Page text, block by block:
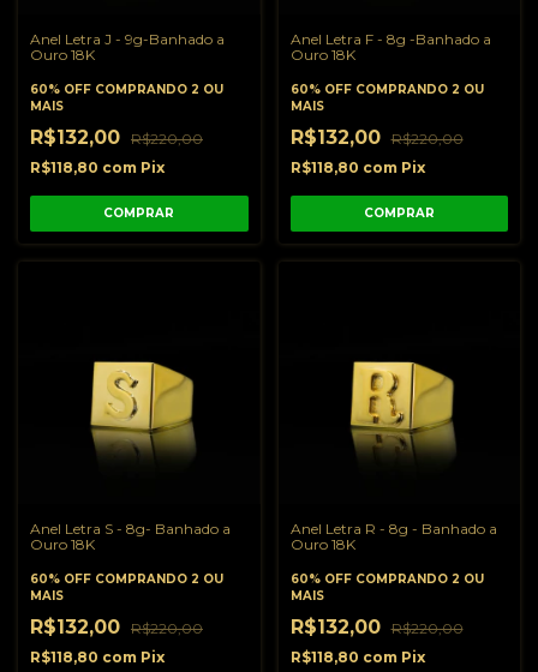
Anel Letra J - 9g-Banhado a
Ouro 18K
60% OFF COMPRANDO 2 OU
MAIS
R$132,00 R$220,00
R$118,80 com Pix
COMPRAR
Anel Letra F - 8g -Banhado a
Ouro 18K
60% OFF COMPRANDO 2 OU
MAIS
R$132,00 R$220,00
R$118,80 com Pix
COMPRAR
Anel Letra S - 8g- Banhado a
Ouro 18K
60% OFF COMPRANDO 2 OU
MAIS
R$132,00 R$220,00
R$118,80 com Pix
Anel Letra R - 8g - Banhado a
Ouro 18K
60% OFF COMPRANDO 2 OU
MAIS
R$132,00 R$220,00
R$118,80 com Pix